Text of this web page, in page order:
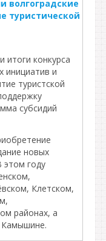
волгоградские
туристической
итоги конкурса
инициатив и
туристской
субсидий
новых
этом году
Клетском,
районах, а
Камышине.